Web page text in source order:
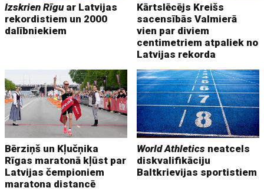
Izskrien Rīguar Latvijas
rekordistiem un 2000
dalībniekiem
Kārtslēcējs Kreišs
sacensībās Valmierā
vien par diviem
centimetriem atpaliek no
Latvijas rekorda
Bērziņš un Kļučņika
Rīgas maratonā kļūst par
Latvijas čempioniem
maratona distancē
World Athletics neatcels
diskvalifikāciju
Baltkrievijas sportistiem